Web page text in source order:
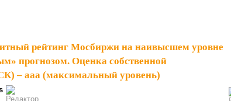
рейтинг Мосбиржи на наивысшем уровне
прогнозом. Оценка собственной
– aaa (максимальный уровень)